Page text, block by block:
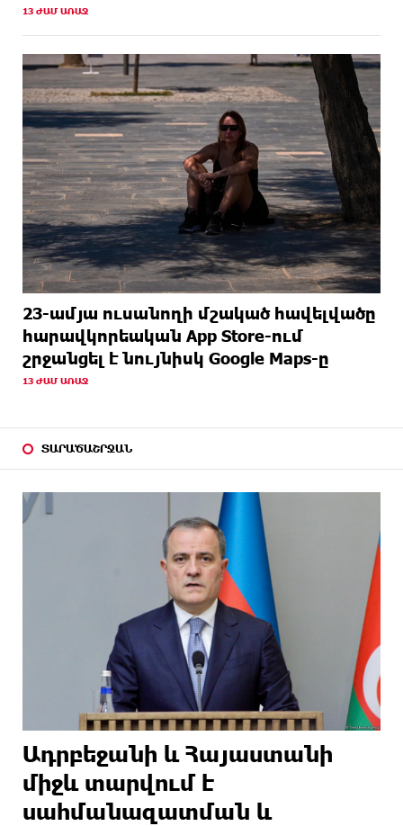
13 ԺԱՄ ԱՌԱՋ
23-ամյա ուսանողի մշակած հավելվածը
հարավկորեական App Store-ում
շրջանցել է նույնիսկ Google Maps-ը
13 ԺԱՄ ԱՌԱՋ
ՏԱՐԱԾԱՇՐՋԱՆ
Ադրբեջանի և Հայաստանի
միջև տարվում է
սահմանազատման և